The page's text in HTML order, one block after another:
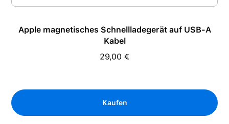
Apple magnetisches Schnellladegerät auf USB-A
Kabel
Regulärer Preis:
29,00 €
Kaufen